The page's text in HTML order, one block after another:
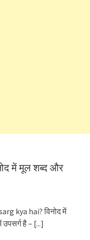
में मूल शब्द और
kya hai? विनोद में
है – [...]